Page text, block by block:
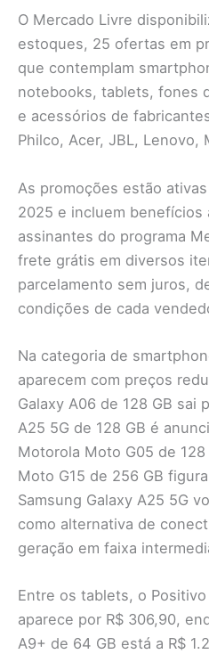
O Mercado Livre
estoques, 25 ofertas em
que contemplam
notebooks, tablets, fones
e acessórios de
Philco, Acer, JBL, Lenovo,
As promoções estão
2025 e incluem benefícios
assinantes do programa
frete grátis em diversos
parcelamento sem juros,
condições de cada
Na categoria de
aparecem com preços
Galaxy A06 de 128 GB sai
A25 5G de 128 GB é
Motorola Moto G05 de
Moto G15 de 256 GB
Samsung Galaxy A25 5G
como alternativa de
geração em faixa
Entre os tablets, o
aparece por R$ 306,90,
A9+ de 64 GB está a R$